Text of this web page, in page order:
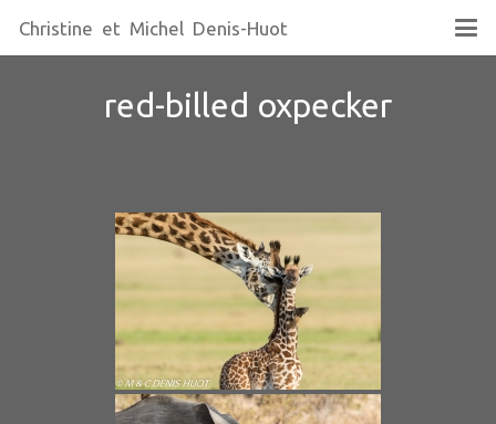
Christine et Michel Denis-Huot
red-billed oxpecker